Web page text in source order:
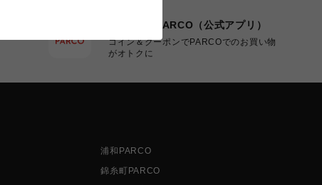
POCKET PARCO（公式アプリ）
コイン＆クーポンでPARCOでのお買い物
がオトクに
浦和PARCO
錦糸町PARCO